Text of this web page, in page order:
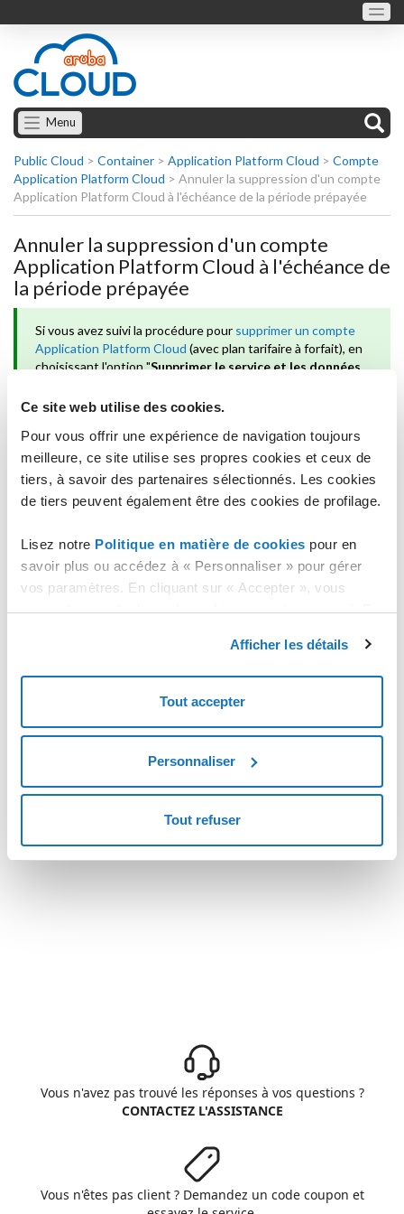
Ce site web utilise des cookies.
Pour vous offrir une expérience de navigation toujours
meilleure, ce site utilise ses propres cookies et ceux de
tiers, à savoir des partenaires sélectionnés. Les cookies
de tiers peuvent également être des cookies de profilage.
Lisez notre Politique en matière de cookies pour en
savoir plus ou accédez à « Personnaliser » pour gérer
vos paramètres. En cliquant sur « Accepter », vous
consentez au stockage de cookies sur votre appareil. En
stockage des cookies nécessaires.
Afficher les détails
Tout accepter
Personnaliser
Tout refuser
Menu
Public Cloud > Container > Application Platform Cloud > Compte
Application Platform Cloud > Annuler la suppression d'un compte
Application Platform Cloud à l'échéance de la période prépayée
Annuler la suppression d'un compte
Application Platform Cloud à l'échéance de
la période prépayée
Si vous avez suivi la procédure pour supprimer un compte
Application Platform Cloud (avec plan tarifaire à forfait), en
choisissant l'option "Supprimer le service et les données
service restera actif jusqu'à son échéance naturelle.
Si vous souhaitez annuler la suppression du compte Application
Platform Cloud, renouvelant ainsi automatiquement le service, il
faudra accéder à la fiche technique du compte Application Platform
Cloud.
PLATFORM" le mot "ACTIF" est indiqué avec la date de
suppression liée au terme de la période prépayée.
En cliquant sur " Annuler la suppression" il sera possible
d'annuler le processus de suppression programmé à
Vous n'avez pas trouvé les réponses à vos questions ?
CONTACTEZ L'ASSISTANCE
Vous n'êtes pas client ? Demandez un code coupon et